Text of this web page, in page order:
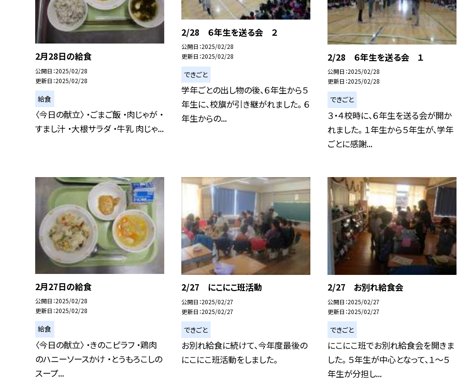
2月28日の給食
公開日 2025/02/28
更新日 2025/02/28
給食
〈今日の献立〉 ・ごまご飯 ・肉じゃが ・
すまし汁 ・大根サラダ ・牛乳 肉じゃ...
2/28 ６年生を送る会 ２
公開日 2025/02/28
更新日 2025/02/28
できごと
学年ごとの出し物の後、６年生から５
年生に、校旗が引き継がれました。 ６
年生からの...
2/28 ６年生を送る会 １
公開日 2025/02/28
更新日 2025/02/28
できごと
３・４校時に、６年生を送る会が開か
れました。 １年生から５年生が、学年
ごとに感謝...
2月27日の給食
公開日 2025/02/28
更新日 2025/02/28
給食
〈今日の献立〉 ・きのこピラフ ・鶏肉
のハニーソースかけ ・とうもろこしの
スープ...
2/27 にこにこ班活動
公開日 2025/02/27
更新日 2025/02/27
できごと
お別れ給食に続けて、今年度最後の
にこにこ班活動をしました。
2/27 お別れ給食会
公開日 2025/02/27
更新日 2025/02/27
できごと
にこにこ班でお別れ給食会を開きま
した。 ５年生が中心となって、１〜５
年生が分担し...